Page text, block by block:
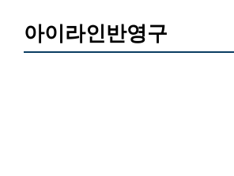
아이라인반영구